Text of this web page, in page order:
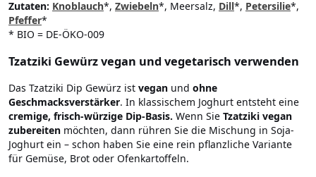
Zutaten: Knoblauch*, Zwiebeln*, Meersalz, Dill*, Petersilie*,
Pfeffer*
* BIO = DE-ÖKO-009
Tzatziki Gewürz vegan und vegetarisch verwenden
Das Tzatziki Dip Gewürz ist vegan und ohne
Geschmacksverstärker. In klassischem Joghurt entsteht eine
cremige, frisch-würzige Dip-Basis. Wenn Sie Tzatziki vegan
zubereiten möchten, dann rühren Sie die Mischung in Soja-
Joghurt ein – schon haben Sie eine rein pflanzliche Variante
für Gemüse, Brot oder Ofenkartoffeln.